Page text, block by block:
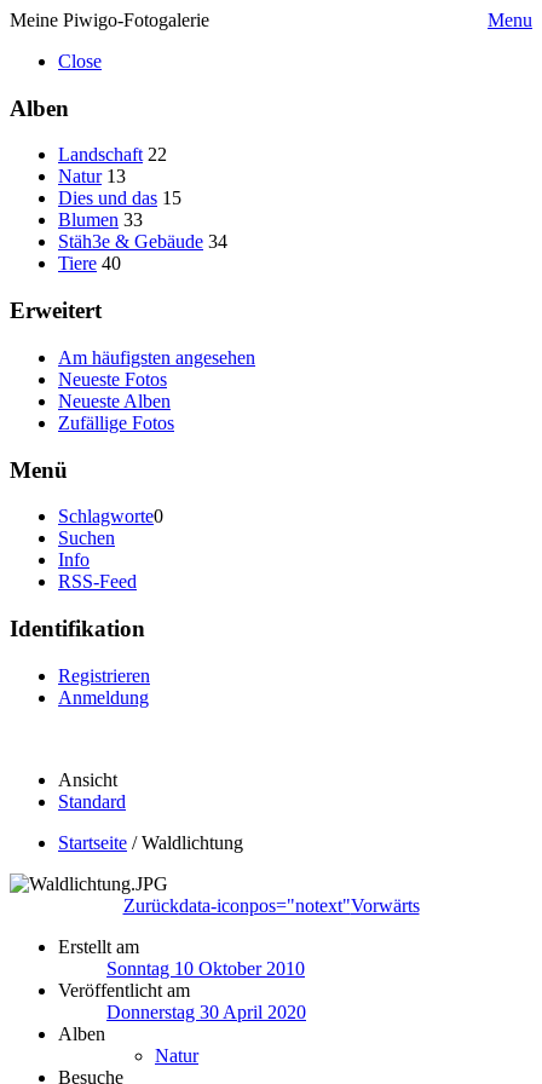
Meine Piwigo-Fotogalerie
Menu
Close
Alben
Landschaft 22
Natur 13
Dies und das 15
Blumen 33
Stäh3e & Gebäude 34
Tiere 40
Erweitert
Am häufigsten angesehen
Neueste Fotos
Neueste Alben
Zufällige Fotos
Menü
Schlagworte0
Suchen
Info
RSS-Feed
Identifikation
Registrieren
Anmeldung
Ansicht
Standard
Startseite /Waldlichtung
Zurückdata-iconpos="notext"Vorwärts
Erstellt am
Sonntag 10 Oktober 2010
Veröffentlicht am
Donnerstag 30 April 2020
Alben
Natur
Besuche